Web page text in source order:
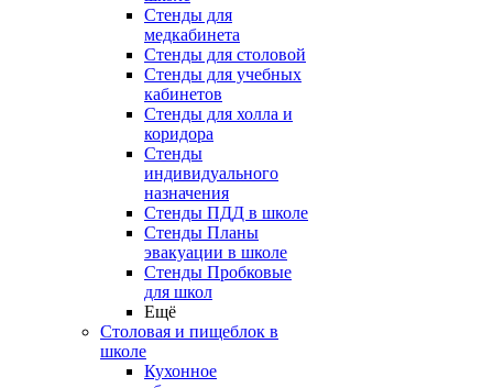
Стенды для
медкабинета
Стенды для столовой
Стенды для учебных
кабинетов
Стенды для холла и
коридора
Стенды
индивидуального
назначения
Стенды ПДД в школе
Стенды Планы
эвакуации в школе
Стенды Пробковые
для школ
Ещё
Столовая и пищеблок в
школе
Кухонное